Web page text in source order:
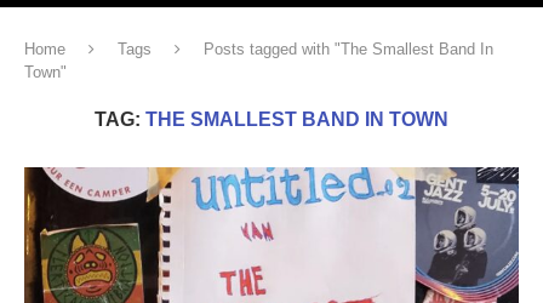
Home Tags
Posts tagged with "The Smallest Band In
Town"
TAG: THE SMALLEST BAND IN TOWN